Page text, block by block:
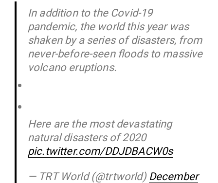
In addition to the Covid-19
pandemic, the world this year was
shaken by a series of disasters, from
never-before-seen floods to massive
volcano eruptions.
Here are the most devastating
natural disasters of 2020
pic.twitter.com/DDJDBACW0s
— TRT World (@trtworld) December